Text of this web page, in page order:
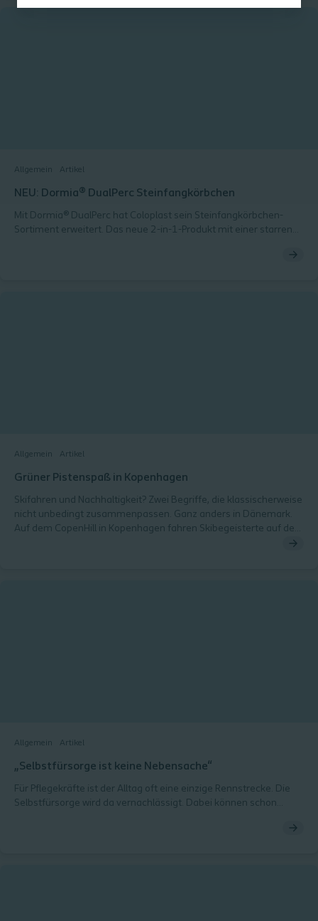
Allgemein Artikel
NEU: Dormia® DualPerc Steinfangkörbchen
Mit Dormia® DualPerc hat Coloplast sein Steinfangkörbchen-
Sortiment erweitert. Das neue 2-in-1-Produkt mit einer starren
Allgemein Artikel
Grüner Pistenspaß in Kopenhagen
Skifahren und Nachhaltigkeit? Zwei Begriffe, die klassischerweise
nicht unbedingt zusammenpassen. Ganz anders in Dänemark.
Auf dem CopenHill in Kopenhagen fahren Skibegeisterte auf dem
Allgemein Artikel
„Selbstfürsorge ist keine Nebensache“
Für Pflegekräfte ist der Alltag oft eine einzige Rennstrecke. Die
Selbstfürsorge wird da vernachlässigt. Dabei können schon